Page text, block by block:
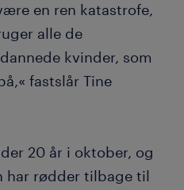
en ren katastrofe,
alle de
kvinder, som
fastslår Tine
20 år i oktober, og
har rødder tilbage til